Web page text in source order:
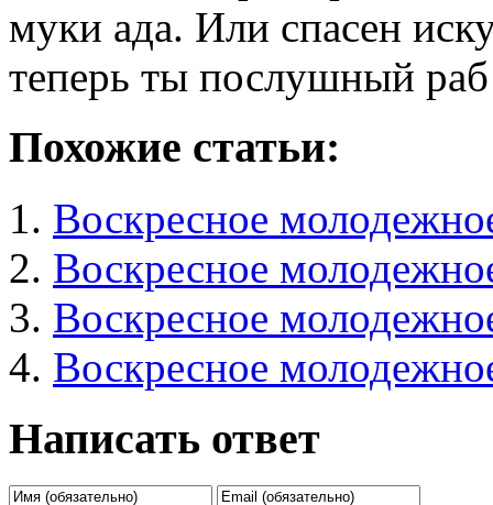
муки ада. Или спасен
теперь ты послушный
Похожие статьи:
Воскресное
Воскресное
Воскресное
Воскресное
Написать ответ